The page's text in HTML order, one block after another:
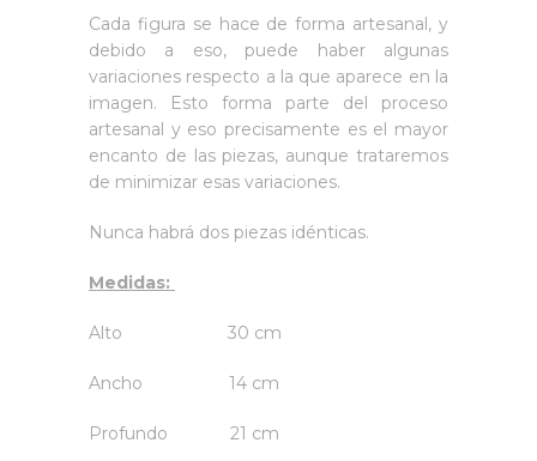
Cada figura se hace de forma artesanal, y
debido a eso, puede haber algunas
variaciones respecto a la que aparece en la
imagen. Esto forma parte del proceso
artesanal y eso precisamente es el mayor
encanto de las piezas, aunque trataremos
de minimizar esas variaciones.
Nunca habrá dos piezas idénticas.
Medidas:
Alto 30 cm
Ancho 14 cm
Profundo 21 cm